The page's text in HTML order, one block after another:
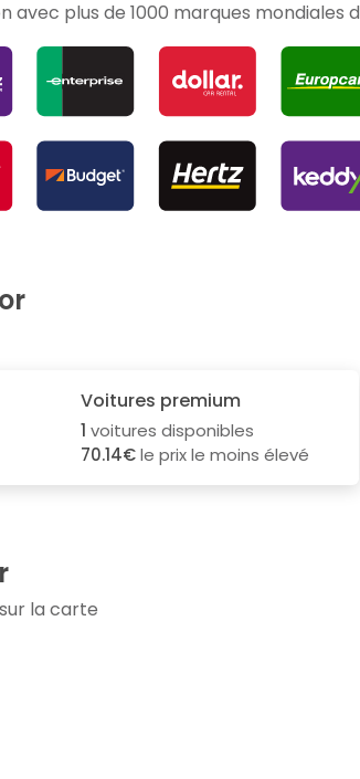
avec plus de 1000 marques mondiales
Voitures premium
1 voitures disponibles
70.14€le prix le moins élevé
la carte